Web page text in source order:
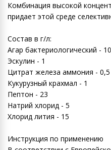
Комбинация высокой
придает этой среде
Состав в г/л:
Агар бактериологический - 10
Эскулин - 1
Цитрат железа аммония - 0,5
Кукурузный крахмал - 1
Пептон - 23
Натрий хлорид - 5
Хлорид лития - 15
Инструкция по применению